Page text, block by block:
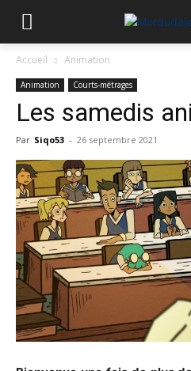
Accueil Animation
Animation Courts-métrages
Les samedis
Par Siqo53 - 26 septembre 2021